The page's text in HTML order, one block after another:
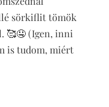
sörkiflit tömök
🥰🤤 (Igen, inni
is tudom, miért